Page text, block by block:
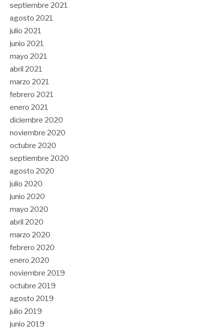
septiembre 2021
agosto 2021
julio 2021
junio 2021
mayo 2021
abril 2021
marzo 2021
febrero 2021
enero 2021
diciembre 2020
noviembre 2020
octubre 2020
septiembre 2020
agosto 2020
julio 2020
junio 2020
mayo 2020
abril 2020
marzo 2020
febrero 2020
enero 2020
noviembre 2019
octubre 2019
agosto 2019
julio 2019
junio 2019